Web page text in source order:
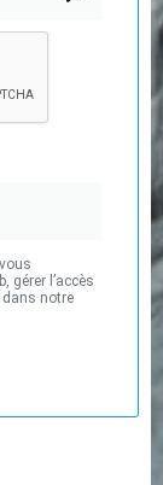
gérer l’accès
dans notre